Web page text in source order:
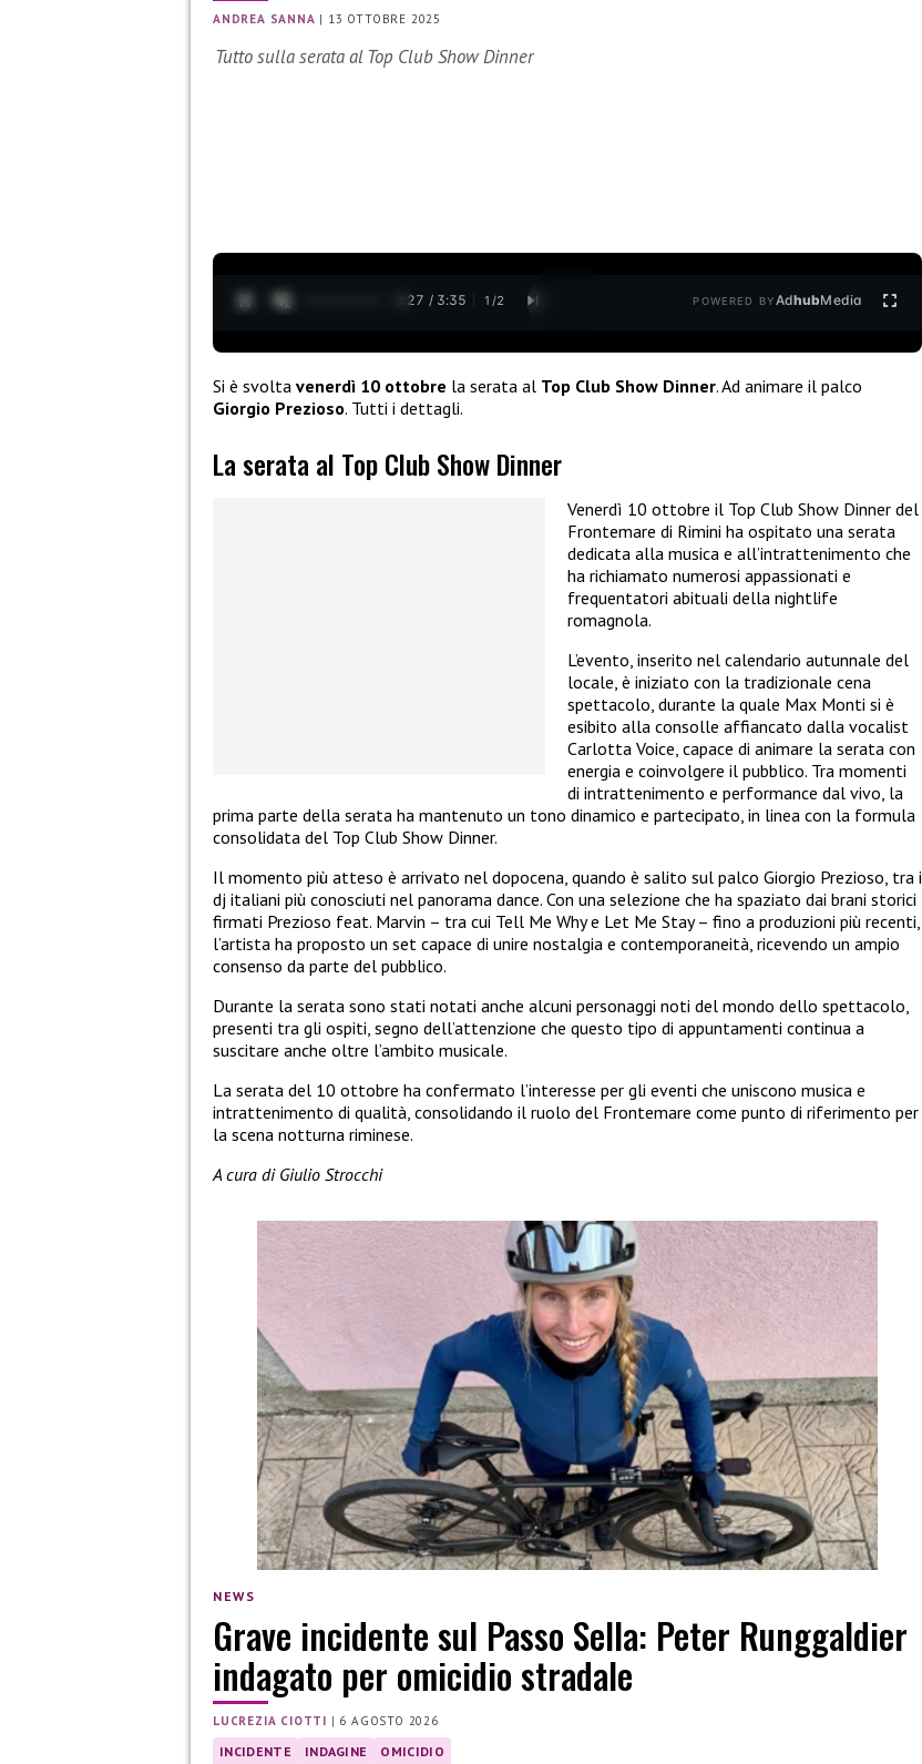
ANDREA SANNA | 13 OTTOBRE 2025
Tutto sulla serata al Top Club Show Dinner
0:28 / 3:35 1 /2 POWERED BYAdhubMedia
Si è svolta venerdì 10 ottobre la serata al Top Club Show Dinner. Ad animare il palco
Giorgio Prezioso. Tutti i dettagli.
La serata al Top Club Show Dinner
Venerdì 10 ottobre il Top Club Show Dinner del
Frontemare di Rimini ha ospitato una serata
dedicata alla musica e all’intrattenimento che
ha richiamato numerosi appassionati e
frequentatori abituali della nightlife
romagnola.
L’evento, inserito nel calendario autunnale del
locale, è iniziato con la tradizionale cena
spettacolo, durante la quale Max Monti si è
esibito alla consolle affiancato dalla vocalist
Carlotta Voice, capace di animare la serata con
energia e coinvolgere il pubblico. Tra momenti
di intrattenimento e performance dal vivo, la
prima parte della serata ha mantenuto un tono dinamico e partecipato, in linea con la formula
consolidata del Top Club Show Dinner.
Il momento più atteso è arrivato nel dopocena, quando è salito sul palco Giorgio Prezioso, tra i
dj italiani più conosciuti nel panorama dance. Con una selezione che ha spaziato dai brani storici
firmati Prezioso feat. Marvin – tra cui Tell Me Why e Let Me Stay – fino a produzioni più recenti,
l’artista ha proposto un set capace di unire nostalgia e contemporaneità, ricevendo un ampio
consenso da parte del pubblico.
Durante la serata sono stati notati anche alcuni personaggi noti del mondo dello spettacolo,
presenti tra gli ospiti, segno dell’attenzione che questo tipo di appuntamenti continua a
suscitare anche oltre l’ambito musicale.
La serata del 10 ottobre ha confermato l’interesse per gli eventi che uniscono musica e
intrattenimento di qualità, consolidando il ruolo del Frontemare come punto di riferimento per
la scena notturna riminese.
A cura di Giulio Strocchi
NEWS
Grave incidente sul Passo Sella: Peter Runggaldier
indagato per omicidio stradale
LUCREZIA CIOTTI | 6 AGOSTO 2026
INCIDENTE INDAGINE OMICIDIO